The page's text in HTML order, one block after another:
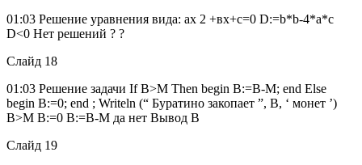
01:03 Решение уравнения вида: ах 2 +вх+с=0 D:=b*b-4*a*c
D<0 Нет решений ? ?
Слайд 18
01:03 Решение задачи If B>M Then begin В:=В-М; end Else
begin В:=0; end ; Writeln (“ Буратино закопает ”, B, ‘ монет ’)
B>M B:=0 B:=B-M да нет Вывод В
Слайд 19